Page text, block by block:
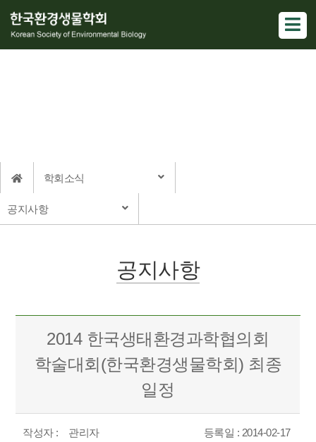
학회소식
공지사항
공지사항
2014 한국생태환경과학협의회
학술대회(한국환경생물학회) 최종
일정
작성자 : 관리자 등록일 : 2014-02-17